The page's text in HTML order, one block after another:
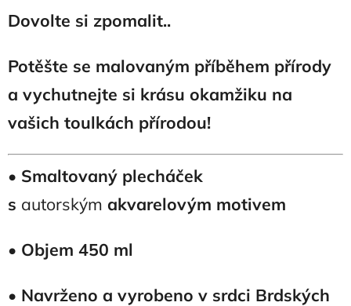
Dovolte si zpomalit..
Potěšte se malovaným příběhem přírody
a vychutnejte si krásu okamžiku na
vašich toulkách přírodou!
• Smaltovaný plecháček
s autorským akvarelovým motivem
• Objem 450 ml
• Navrženo a vyrobeno v srdci Brdských